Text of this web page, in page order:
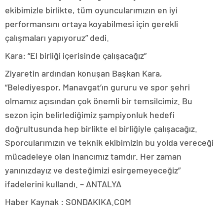
ekibimizle birlikte, tüm oyuncularımızın en iyi
performansını ortaya koyabilmesi için gerekli
çalışmaları yapıyoruz” dedi.
Kara: “El birliği içerisinde çalışacağız”
Ziyaretin ardından konuşan Başkan Kara,
“Belediyespor, Manavgat’ın gururu ve spor şehri
olmamız açısından çok önemli bir temsilcimiz. Bu
sezon için belirlediğimiz şampiyonluk hedefi
doğrultusunda hep birlikte el birliğiyle çalışacağız.
Sporcularımızın ve teknik ekibimizin bu yolda vereceği
mücadeleye olan inancımız tamdır. Her zaman
yanınızdayız ve desteğimizi esirgemeyeceğiz”
ifadelerini kullandı. – ANTALYA
Haber Kaynak : SONDAKIKA.COM